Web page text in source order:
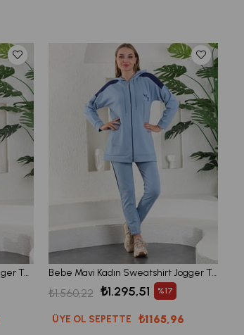
Pudra Lila Kadın Sweatshirt Jogger Takımı Kapşonlu Fermuarlı Cepli Bebe Mavi Kadın Sweatshirt Jogger Takımı Kapşonlu Fermuarlı Cepli
ÜYE OL SEPETTE ₺1165,96
₺1.295,51
₺1.560,22 %17